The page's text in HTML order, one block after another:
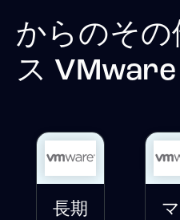
からのその
ス VMware
長期
マ